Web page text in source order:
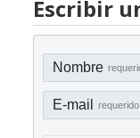
Escribir
Nombre
E-mail